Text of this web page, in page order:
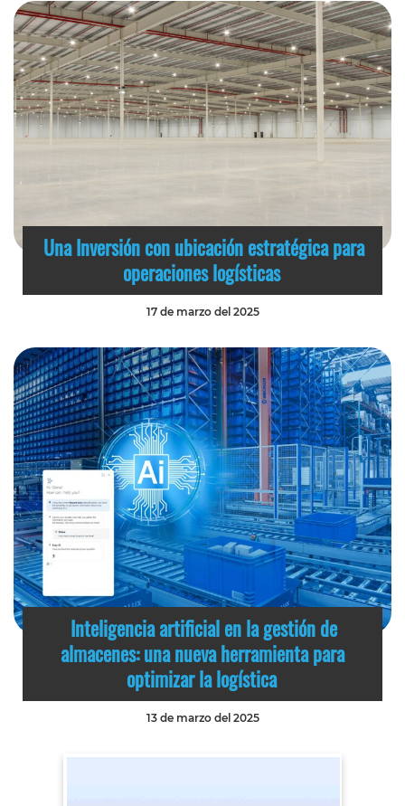
Una Inversión con ubicación estratégica para
operaciones logísticas
17 de marzo del 2025
Inteligencia artificial en la gestión de
almacenes: una nueva herramienta para
optimizar la logística
13 de marzo del 2025